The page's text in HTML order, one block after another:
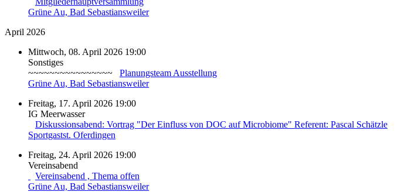
Grüne Au, Bad Sebastiansweiler
April 2026
Mittwoch, 08. April 2026 19:00
Sonstiges
~~~~~~~~~~~~~~~~ Planungsteam Ausstellung
Grüne Au, Bad Sebastiansweiler
Freitag, 17. April 2026 19:00
IG Meerwasser
Diskussionsabend: Vortrag "Der Einfluss von DOC auf Microbiome" Referent: Pascal Schätzle
Sportgastst. Oferdingen
Freitag, 24. April 2026 19:00
Vereinsabend
Vereinsabend , Thema offen
Grüne Au, Bad Sebastiansweiler